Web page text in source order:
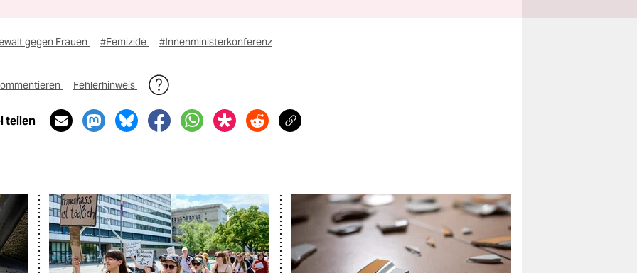
gegen Frauen #Femizide #Innenministerkonferenz
Fehlerhinweis
teilen